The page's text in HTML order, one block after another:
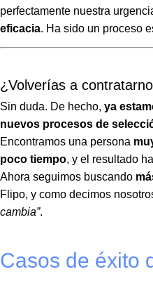
perfectamente nuestra
eficacia. Ha sido un proceso
¿Volverías a
Sin duda. De hecho, ya
nuevos procesos de
Encontramos una persona
poco tiempo, y el resultado
Ahora seguimos buscando
Flipo, y como decimos
cambia”.
Casos de éxito